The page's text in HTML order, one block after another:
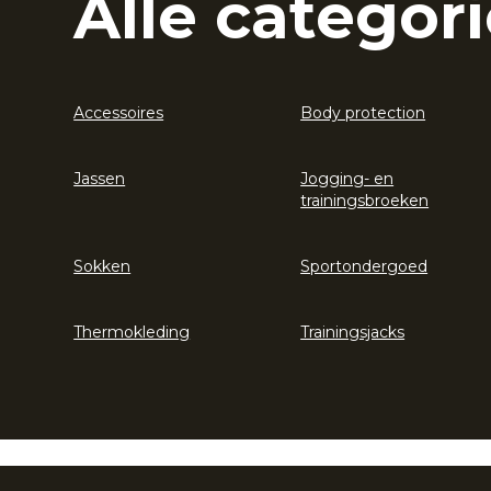
Alle
Accessoires Body protection
Jassen
Jogging- en
trainingsbroeken
Sokken Sportondergoed
Thermokleding Trainingsjacks